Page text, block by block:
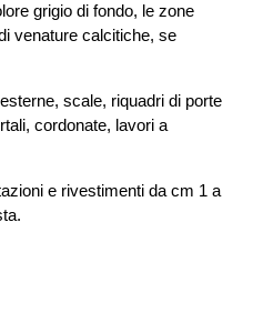
grigio di fondo, le zone
venature calcitiche, se
scale, riquadri di porte
cordonate, lavori a
e rivestimenti da cm 1 a